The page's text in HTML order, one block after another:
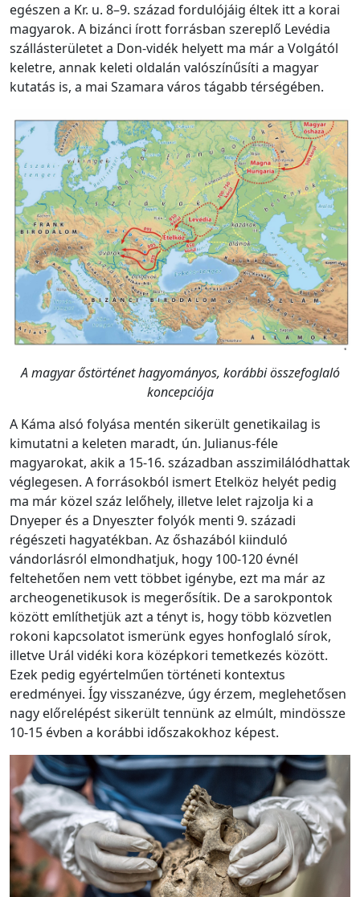
egészen a Kr. u. 8–9. század fordulójáig éltek itt a korai
magyarok. A bizánci írott forrásban szereplő Levédia
szállásterületet a Don-vidék helyett ma már a Volgától
keletre, annak keleti oldalán valószínűsíti a magyar
kutatás is, a mai Szamara város tágabb térségében.
A magyar őstörténet hagyományos, korábbi összefoglaló
koncepciója
A Káma alsó folyása mentén sikerült genetikailag is
kimutatni a keleten maradt, ún. Julianus-féle
magyarokat, akik a 15-16. században asszimilálódhattak
véglegesen. A forrásokból ismert Etelköz helyét pedig
ma már közel száz lelőhely, illetve lelet rajzolja ki a
Dnyeper és a Dnyeszter folyók menti 9. századi
régészeti hagyatékban. Az őshazából kiinduló
vándorlásról elmondhatjuk, hogy 100-120 évnél
feltehetően nem vett többet igénybe, ezt ma már az
archeogenetikusok is megerősítik. De a sarokpontok
között említhetjük azt a tényt is, hogy több közvetlen
rokoni kapcsolatot ismerünk egyes honfoglaló sírok,
illetve Urál vidéki kora középkori temetkezés között.
Ezek pedig egyértelműen történeti kontextus
eredményei. Így visszanézve, úgy érzem, meglehetősen
nagy előrelépést sikerült tennünk az elmúlt, mindössze
10-15 évben a korábbi időszakokhoz képest.